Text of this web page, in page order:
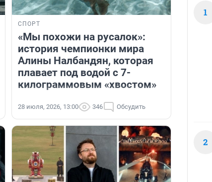
СПОРТ
«Мы похожи на русалок»:
история чемпионки мира
Алины Налбандян, которая
плавает под водой с 7-
килограммовым «хвостом»
28 июля, 2026, 13:00 346 Обсудить
1
2